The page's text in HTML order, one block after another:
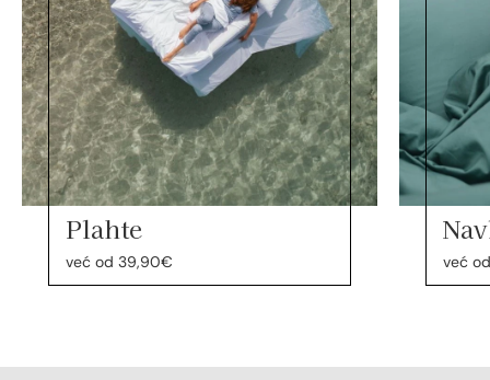
Plahte
već od 39,90€ već